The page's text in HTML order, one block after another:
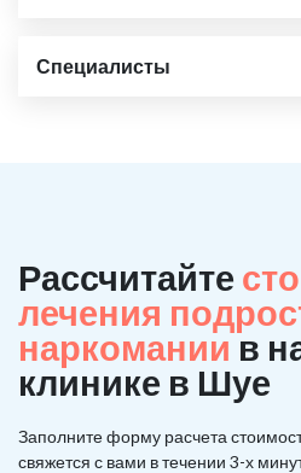
Специалисты
Рассчитайте
лечения
наркоманиив
клинике в Шуе
Заполните форму расчета
свяжется с вами в течении 3-х